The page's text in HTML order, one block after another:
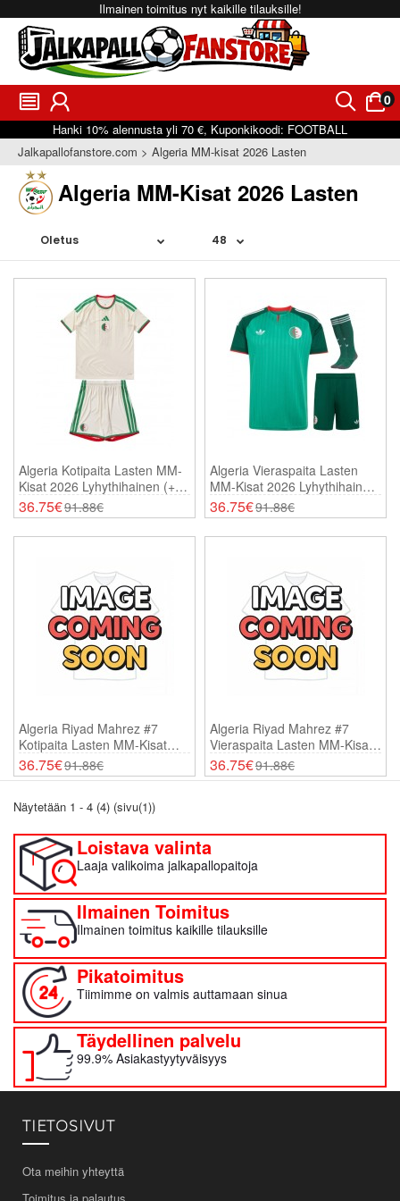
Ilmainen toimitus nyt kaikille tilauksille!
󰂩 󰃳 󰂨 0
󰃠
Hanki 10% alennusta yli 70 €, Kuponkikoodi: FOOTBALL
Jalkapallofanstore.com
Algeria MM-kisat 2026 Lasten
Algeria MM-Kisat 2026 Lasten
Algeria Kotipaita Lasten MM-
Kisat 2026 Lyhythihainen (+
Shortsit)
36.75€91.88€
Algeria Vieraspaita Lasten
MM-Kisat 2026 Lyhythihainen
(+ Shortsit)
36.75€91.88€
Algeria Riyad Mahrez #7
Kotipaita Lasten MM-Kisat
2026 Lyhythihainen (+
Shortsit)
36.75€91.88€
Algeria Riyad Mahrez #7
Vieraspaita Lasten MM-Kisat
2026 Lyhythihainen (+
Shortsit)
36.75€91.88€
Näytetään 1 - 4 (4) (sivu(1))
Loistava valinta
Laaja valikoima jalkapallopaitoja
Ilmainen Toimitus
Ilmainen toimitus kaikille tilauksille
Pikatoimitus
Tiimimme on valmis auttamaan sinua
Täydellinen palvelu
99.9% Asiakastyytyväisyys
TIETOSIVUT
Ota meihin yhteyttä